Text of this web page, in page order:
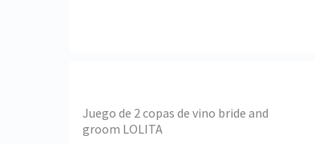
Juego de 2 copas de vino bride and
groom LOLITA